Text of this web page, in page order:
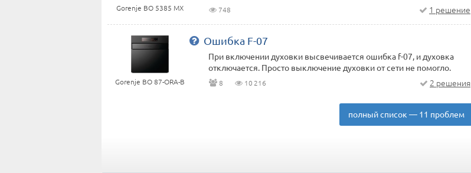
Gorenje BO 5385 MX 748 1 решение
Gorenje BO 87-ORA-B
Ошибка F-07
При включении духовки высвечивается ошибка f-07, и духовка
отключается. Просто выключение духовки от сети не помогло.
8 10 216 2 решения
полный список — 11 проблем